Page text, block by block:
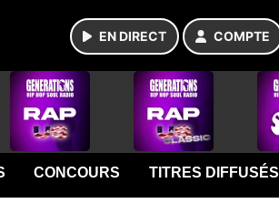
EN DIRECT COMPTE
CONCOURS TITRES DIFFUSÉS